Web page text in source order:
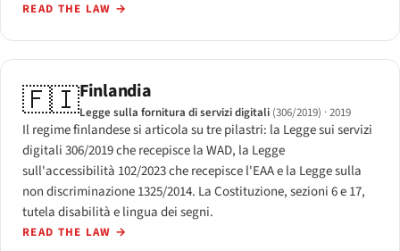
READ THE LAW →
🇫🇮Finlandia
Legge sulla fornitura di servizi digitali (306/2019) · 2019
Il regime finlandese si articola su tre pilastri: la Legge sui servizi
digitali 306/2019 che recepisce la WAD, la Legge
sull'accessibilità 102/2023 che recepisce l'EAA e la Legge sulla
non discriminazione 1325/2014. La Costituzione, sezioni 6 e 17,
tutela disabilità e lingua dei segni.
READ THE LAW →